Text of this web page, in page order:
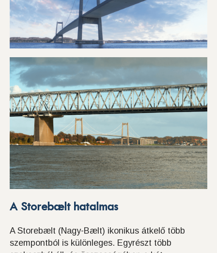
A Storebælt hatalmas
A Storebælt (Nagy-Bælt) ikonikus átkelő több
szempontból is különleges. Egyrészt több